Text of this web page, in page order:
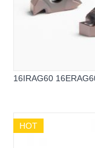
16IRAG60
HOT